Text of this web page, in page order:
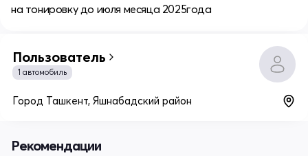
на тонировку до июля месяца 2025года
Пользователь
1 автомобиль
Город Ташкент, Яшнабадский район
Рекомендации